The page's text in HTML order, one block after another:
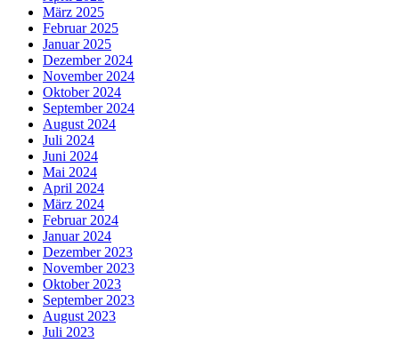
März 2025
Februar 2025
Januar 2025
Dezember 2024
November 2024
Oktober 2024
September 2024
August 2024
Juli 2024
Juni 2024
Mai 2024
April 2024
März 2024
Februar 2024
Januar 2024
Dezember 2023
November 2023
Oktober 2023
September 2023
August 2023
Juli 2023